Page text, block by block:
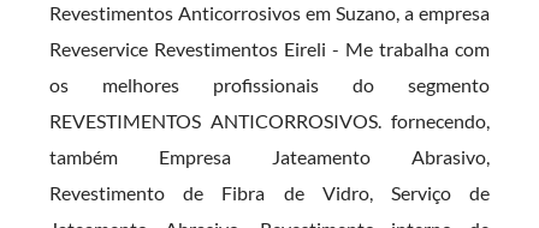
Revestimentos Anticorrosivos em Suzano, a empresa
Reveservice Revestimentos Eireli - Me trabalha com
os melhores profissionais do segmento
REVESTIMENTOS ANTICORROSIVOS. fornecendo,
também Empresa Jateamento Abrasivo,
Revestimento de Fibra de Vidro, Serviço de